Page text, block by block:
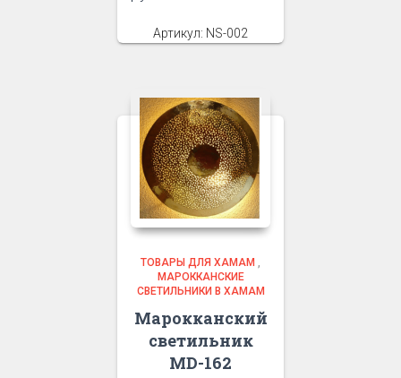
Артикул: NS-002
ТОВАРЫ ДЛЯ ХАМАМ
МАРОККАНСКИЕ
СВЕТИЛЬНИКИ В ХАМАМ
Марокканский
светильник
MD-162